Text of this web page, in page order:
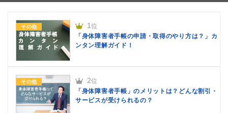
その他 1 位
「身体障害者手帳の申請・取得のやり方は？」カ
ンタン理解ガイド！
その他 2位
「身体障害者手帳」のメリットは？どんな割引・
サービスが受けられるの？